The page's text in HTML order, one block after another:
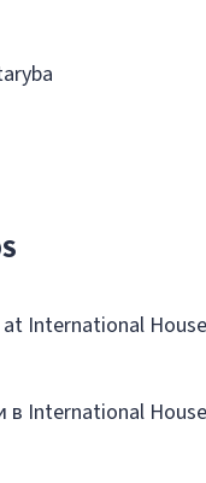
International
в International